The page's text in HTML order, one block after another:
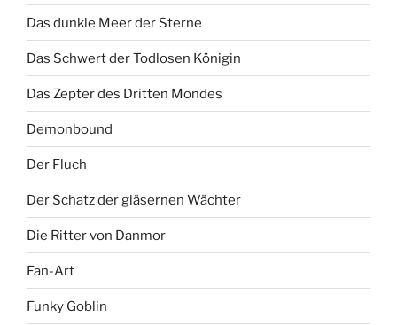
Das dunkle Meer der Sterne
Das Schwert der Todlosen Königin
Das Zepter des Dritten Mondes
Demonbound
Der Fluch
Der Schatz der gläsernen Wächter
Die Ritter von Danmor
Fan-Art
Funky Goblin